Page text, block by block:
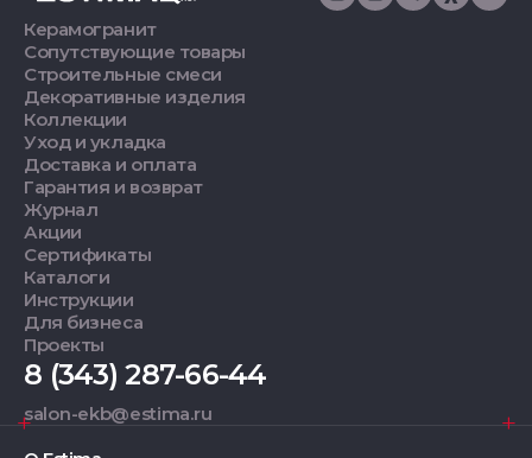
Керамогранит
Сопутствующие товары
Строительные смеси
Декоративные изделия
Коллекции
Уход и укладка
Доставка и оплата
Гарантия и возврат
Журнал
Акции
Сертификаты
Каталоги
Инструкции
Для бизнеса
Проекты
8 (343) 287-66-44
salon-ekb@estima.ru